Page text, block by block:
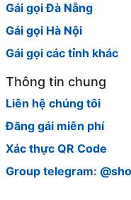
Gái gọi Đà Nẵng
Gái gọi Hà Nội
Gái gọi các tỉnh khác
Thông tin chung
Liên hệ chúng tôi
Đăng gái miễn phí
Xác thực QR Code
Group telegram: